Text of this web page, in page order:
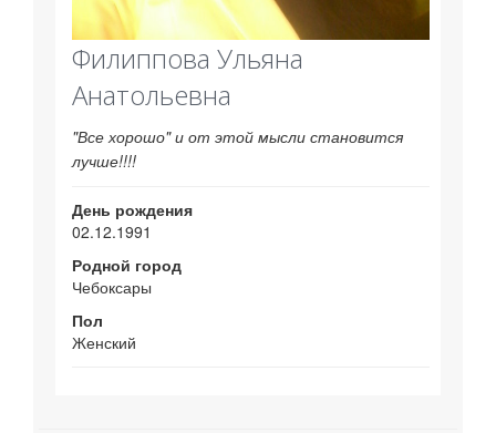
Филиппова Ульяна
Анатольевна
"Все хорошо" и от этой мысли становится
лучше!!!!
День рождения
02.12.1991
Родной город
Чебоксары
Пол
Женский